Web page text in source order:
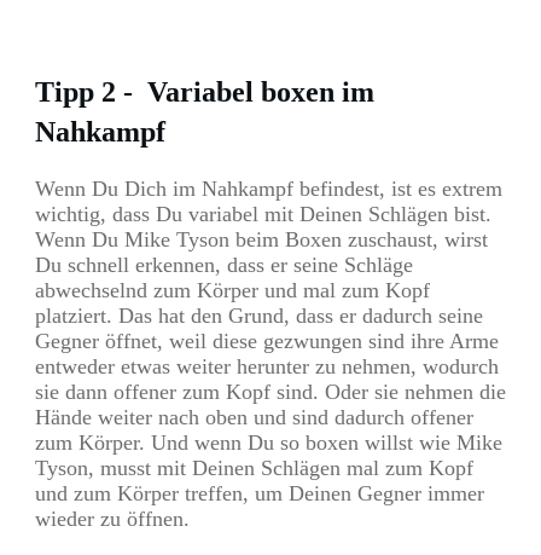
Tipp 2 - Variabel boxen im
Nahkampf
Wenn Du Dich im Nahkampf befindest, ist es extrem
wichtig, dass Du variabel mit Deinen Schlägen bist.
Wenn Du Mike Tyson beim Boxen zuschaust, wirst
Du schnell erkennen, dass er seine Schläge
abwechselnd zum Körper und mal zum Kopf
platziert. Das hat den Grund, dass er dadurch seine
Gegner öffnet, weil diese gezwungen sind ihre Arme
entweder etwas weiter herunter zu nehmen, wodurch
sie dann offener zum Kopf sind. Oder sie nehmen die
Hände weiter nach oben und sind dadurch offener
zum Körper. Und wenn Du so boxen willst wie Mike
Tyson, musst mit Deinen Schlägen mal zum Kopf
und zum Körper treffen, um Deinen Gegner immer
wieder zu öffnen.